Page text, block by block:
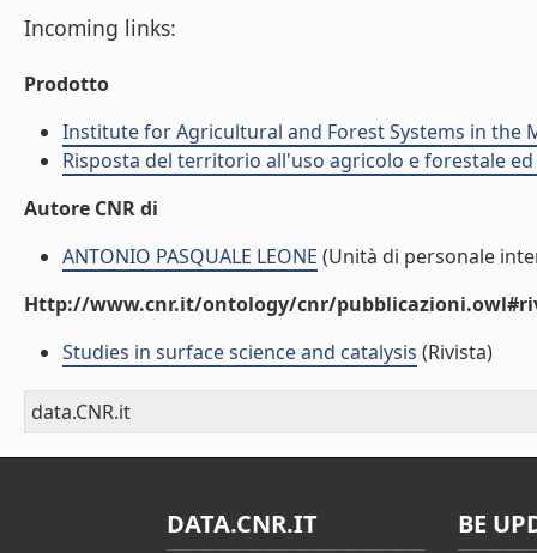
Incoming links:
Prodotto
Institute for Agricultural and Forest Systems in the
Risposta del territorio all'uso agricolo e forestale ed
Autore CNR di
ANTONIO PASQUALE LEONE (Unità di personale
Http://www.cnr.it/ontology/cnr/
Studies in surface science and catalysis (Rivista)
data.CNR.it
DATA.CNR.IT BE